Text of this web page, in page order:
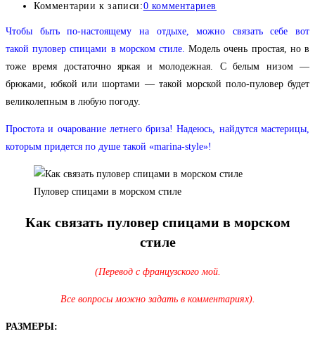
Комментарии к записи:0 комментариев
Чтобы быть по-настоящему на отдыхе, можно связать себе вот
такой пуловер спицами в морском стиле.Модель очень простая, но в
тоже время достаточно яркая и молодежная. С белым низом —
брюками, юбкой или шортами — такой морской поло-пуловер будет
великолепным в любую погоду.
Простота и очарование летнего бриза! Надеюсь, найдутся мастерицы,
которым придется по душе такой «marina-style»!
Пуловер спицами в морском стиле
Как связать пуловер спицами в морском
стиле
(Перевод с французского мой.
Все вопросы можно задать в комментариях).
РАЗМЕРЫ: